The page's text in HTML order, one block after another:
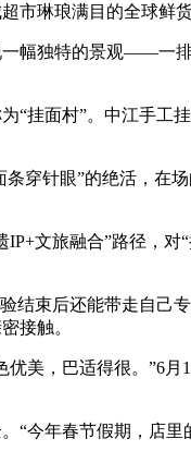
市琳琅满目的全球
幅独特的景观——一
“挂面村”。中江手
穿针眼”的绝活，
文旅融合”路径，
结束后还能带走自己
接触。
美，巴适得很。”6
今年春节假期，店